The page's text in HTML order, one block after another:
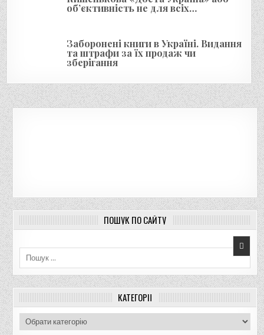
об’єктивність не для всіх…
Заборонені книги в Україні. Видання
та штрафи за їх продаж чи
зберігання
ПОШУК ПО САЙТУ
КАТЕГОРІЇ
а